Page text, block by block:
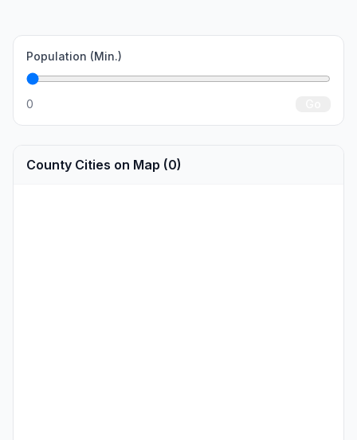
Population (Min.)
0
County Cities on Map (0)